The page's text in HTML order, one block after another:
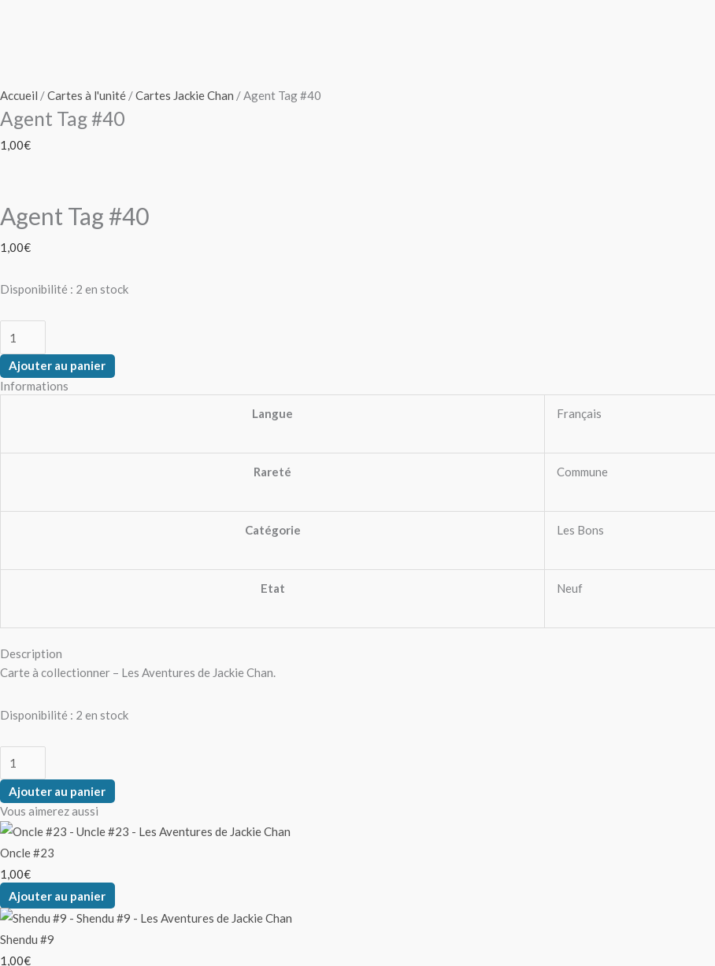
Accueil /Cartes à l'unité /Cartes Jackie Chan / Agent Tag #40
Agent Tag #40
1,00€
Agent Tag #40
1,00€
Disponibilité : 2 en stock
Ajouter au panier
Informations
Langue
Français
Rareté Commune
Catégorie Les Bons
Etat Neuf
Description
Carte à collectionner – Les Aventures de Jackie Chan.
Disponibilité : 2 en stock
Ajouter au panier
Vous aimerez aussi
Oncle #23
1,00€
Ajouter au panier
Shendu #9
1,00€